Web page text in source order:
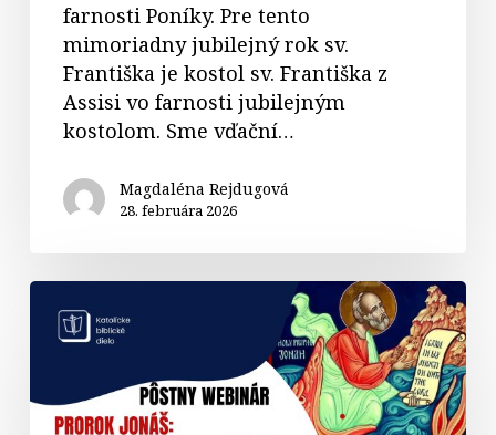
farnosti Poníky. Pre tento
mimoriadny jubilejný rok sv.
Františka je kostol sv. Františka z
Assisi vo farnosti jubilejným
kostolom. Sme vďační…
Magdaléna Rejdugová
28. februára 2026
Pôstny
webinár
Jonáš